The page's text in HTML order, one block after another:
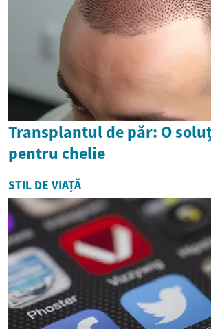
Transplantul de păr: O
pentru chelie
STIL DE VIAȚĂ